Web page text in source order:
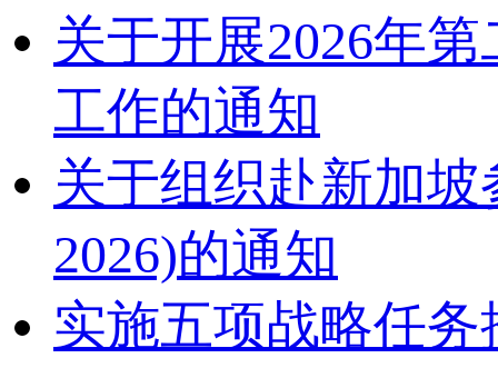
关于开展2026年
工作的通知
关于组织赴新加坡
2026)的通知
实施五项战略任